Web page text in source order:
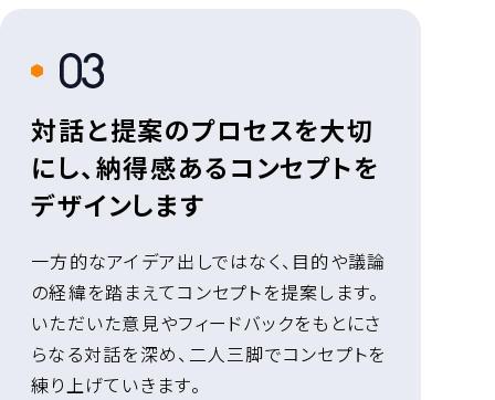
3
対話と提案のプロセスを大切
にし、納得感あるコンセプトを
デザインします
一方的なアイデア出しではなく、目的や議論
の経緯を踏まえてコンセプトを提案します。
いただいた意見やフィードバックをもとにさ
らなる対話を深め、二人三脚でコンセプトを
練り上げていきます。